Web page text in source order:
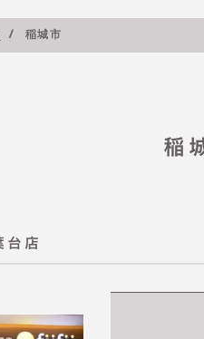
稲城市
稲
台店